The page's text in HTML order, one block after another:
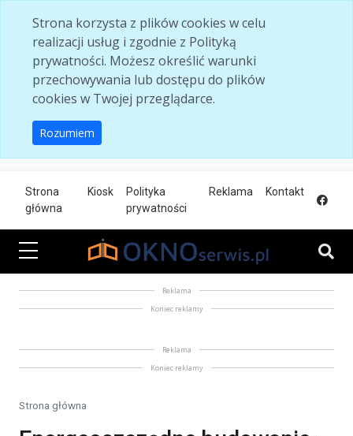
Strona korzysta z plików cookies w celu
realizacji usług i zgodnie z Polityką
prywatności. Możesz określić warunki
przechowywania lub dostępu do plików
cookies w Twojej przeglądarce.
Rozumiem
Strona
główna
Kiosk
Polityka
prywatności
Reklama Kontakt
Reklama
Koniec reklamy
Reklama
Koniec reklamy
Strona główna